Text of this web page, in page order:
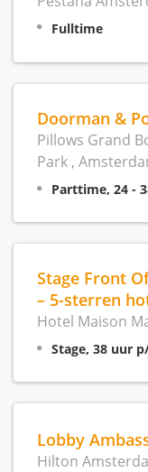
Fulltime
Doorman &
Pillows Grand
Park ,
Parttime, 24 -
Stage Front
– 5-sterren
Hotel Maison
Stage, 38 uur
Lobby
Hilton